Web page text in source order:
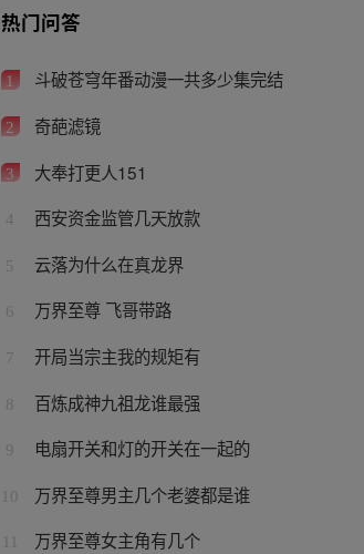
热门问答
1 斗破苍穹年番动漫一共多少集完结
2 奇葩滤镜
3 大奉打更人151
4 西安资金监管几天放款
5 云落为什么在真龙界
6 万界至尊 飞哥带路
7 开局当宗主我的规矩有
8 百炼成神九祖龙谁最强
9 电扇开关和灯的开关在一起的
10 万界至尊男主几个老婆都是谁
万界至尊女主角有几个